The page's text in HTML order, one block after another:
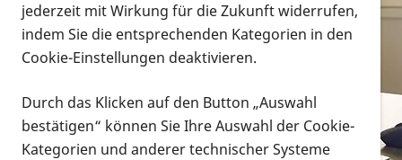
Infomaterial
Infomaterial
Vorlesen
Alle Infomaterialien in verschiedenen
jederzeit mit Wirkung für die Zukunft widerrufen,
indem Sie die entsprechenden Kategorien in den
Cookie-Einstellungen deaktivieren.
Durch das Klicken auf den Button „Auswahl
bestätigen“ können Sie Ihre Auswahl der Cookie-
Kategorien und anderer technischer Systeme